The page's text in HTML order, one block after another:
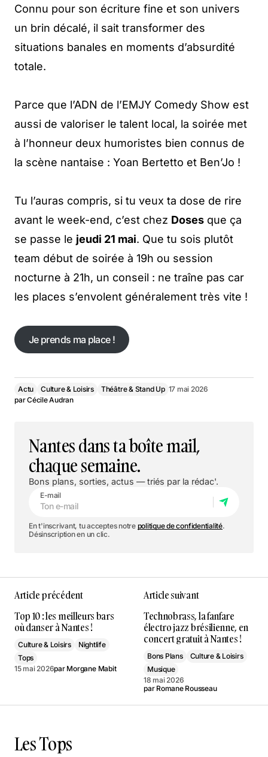
Connu pour son écriture fine et son univers
un brin décalé, il sait transformer des
situations banales en moments d’absurdité
totale.
Parce que l’ADN de l’EMJY Comedy Show est
aussi de valoriser le talent local, la soirée met
à l’honneur deux humoristes bien connus de
la scène nantaise : Yoan Bertetto et Ben’Jo !
Tu l’auras compris, si tu veux ta dose de rire
avant le week-end, c’est chez Doses que ça
se passe le jeudi 21 mai. Que tu sois plutôt
team début de soirée à 19h ou session
nocturne à 21h, un conseil : ne traîne pas car
les places s’envolent généralement très vite !
Je prends ma place !
Je prends ma place !
Actu Culture & Loisirs Théâtre & Stand Up 17 mai 2026
parCécile Audran
Nantes dans ta boîte mail,
chaque semaine.
Bons plans, sorties, actus — triés par la rédac'.
E-mail
En t'inscrivant, tu acceptes notre politique de confidentialité.
Désinscription en un clic.
Article précédent
Top 10 : les meilleurs bars
où danser à Nantes !
Culture & Loisirs
Nightlife
Tops
15 mai 2026par Morgane Mabit
Article suivant
Technobrass, la fanfare
électro jazz brésilienne, en
concert gratuit à Nantes !
Bons Plans
Culture & Loisirs
Musique
18 mai 2026
par Romane Rousseau
Les Tops